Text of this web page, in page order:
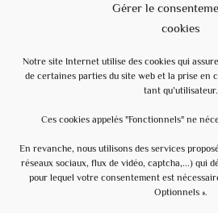
Gérer le
cookies
Notre site Internet utilise des cookies qui
de certaines parties du site web et la prise en
tant qu’utilisateur.
Ces cookies appelés "Fonctionnels" ne
En revanche, nous utilisons des services
réseaux sociaux, flux de vidéo, captcha,...) qui
pour lequel votre consentement est
Optionnels ».
COUPURE D’ELECTRICITE
15 février 2026
Video du conseil municipal
8 décembre 2025
Ecole
3 septembre